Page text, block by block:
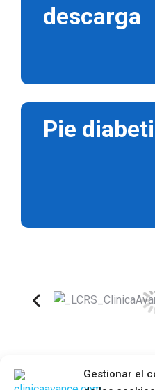
Gestionar el
descarga
Pie